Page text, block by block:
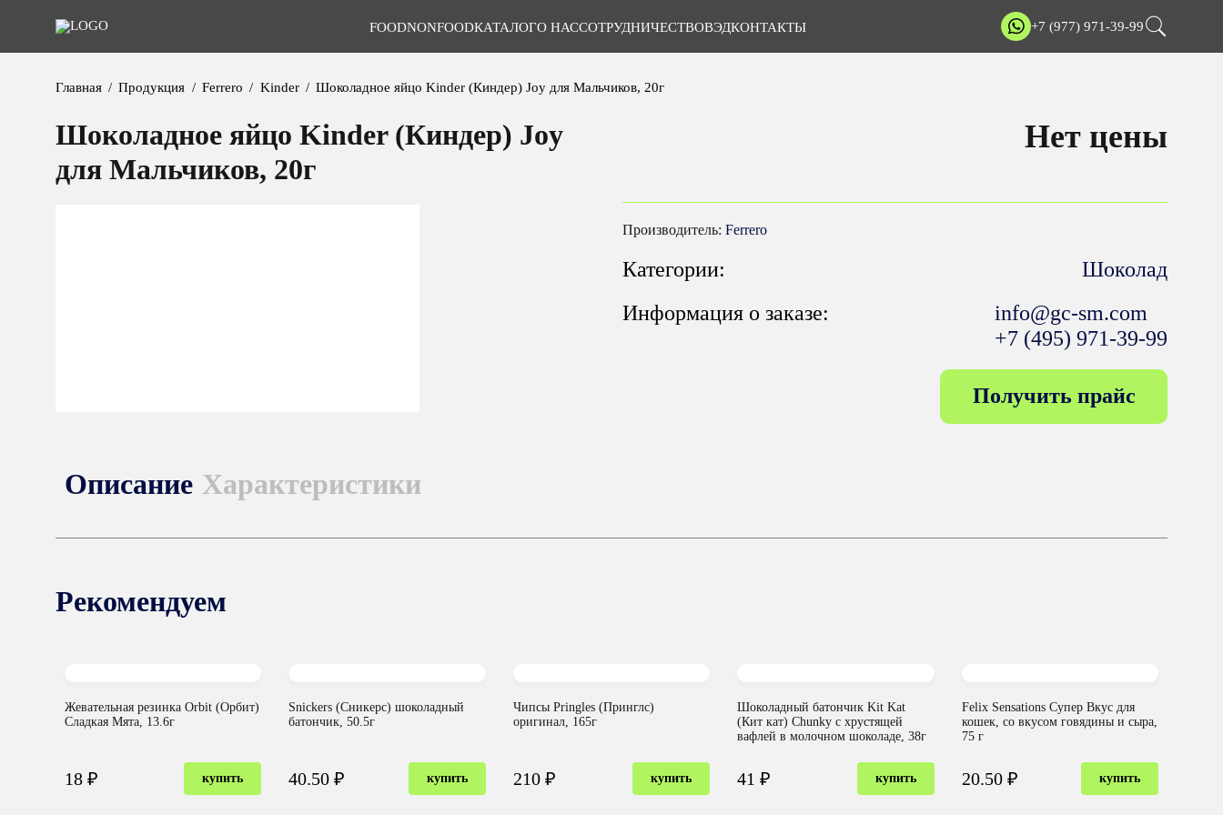
FOODNONFOODКАТАЛОГО НАССОТРУДНИЧЕСТВОВЭДКОНТАКТЫ +7 (977) 971-39-99
Главная Продукция Ferrero Kinder Шоколадное яйцо Kinder (Киндер) Joy для Мальчиков, 20г
Шоколадное яйцо Kinder (Киндер) Joy
для Мальчиков, 20г
Нет цены
Производитель:Ferrero
Категории:
Шоколад
Информация о заказе:
info@gc-sm.com
+7 (495) 971-39-99
Получить прайс
Описание Характеристики
Рекомендуем
Жевательная резинка Orbit (Орбит)
Сладкая Мята, 13.6г
18 ₽ купить
Snickers (Сникерс) шоколадный
батончик, 50.5г
40.50 ₽ купить
Чипсы Pringles (Принглс)
оригинал, 165г
210 ₽ купить
Шоколадный батончик Kit Kat
(Кит кат) Chunky с хрустящей
вафлей в молочном шоколаде, 38г
41 ₽ купить
Felix Sensations Супер Вкус для
кошек, со вкусом говядины и сыра,
75 г
20.50 ₽ купить